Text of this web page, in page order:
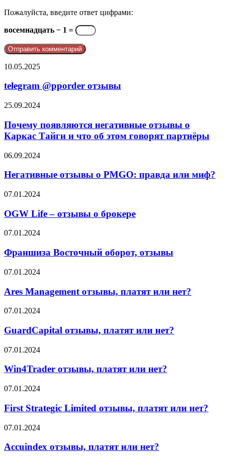
Пожалуйста, введите ответ цифрами:
восемнадцать − 1 =
telegram
отзывы
10.05.2025
telegram @pporder отзывы
Почему
негативные
отзывы
о
Тайги
что
этом
партнёры
25.09.2024
Почему появляются негативные отзывы о
Каркас Тайги и что об этом говорят партнёры
Негативные
о
правда
миф?
06.09.2024
Негативные отзывы о PMGO: правда или миф?
OGW
–
отзывы
о
07.01.2024
OGW Life – отзывы о брокере
Франшиза
оборот,
отзывы
07.01.2024
Франшиза Восточный оборот, отзывы
Ares
отзывы,
платят
или
07.01.2024
Ares Management отзывы, платят или нет?
GuardCapital
платят
или
нет?
07.01.2024
GuardCapital отзывы, платят или нет?
Win4Trader
платят
нет?
07.01.2024
Win4Trader отзывы, платят или нет?
First
Limited
отзывы,
платят
или
нет?
07.01.2024
First Strategic Limited отзывы, платят или нет?
Accuindex
платят
07.01.2024
Accuindex отзывы, платят или нет?